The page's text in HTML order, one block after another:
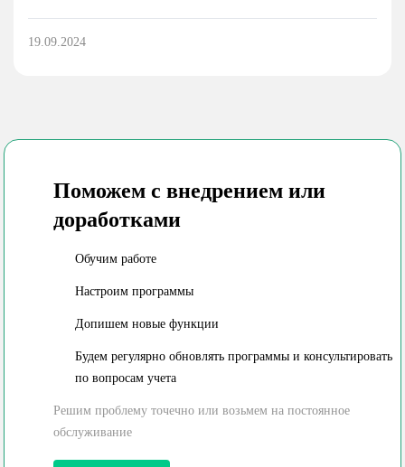
19.09.2024
Поможем с внедрением или
доработками
Обучим работе
Настроим программы
Допишем новые функции
Будем регулярно обновлять программы и консультировать
по вопросам учета
Решим проблему точечно или возьмем на постоянное
обслуживание